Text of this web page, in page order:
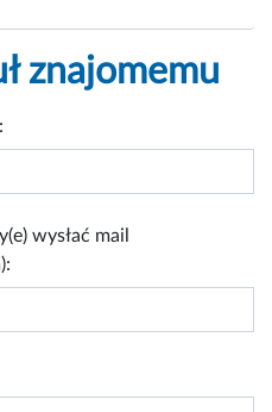
znajomemu
wysłać mail